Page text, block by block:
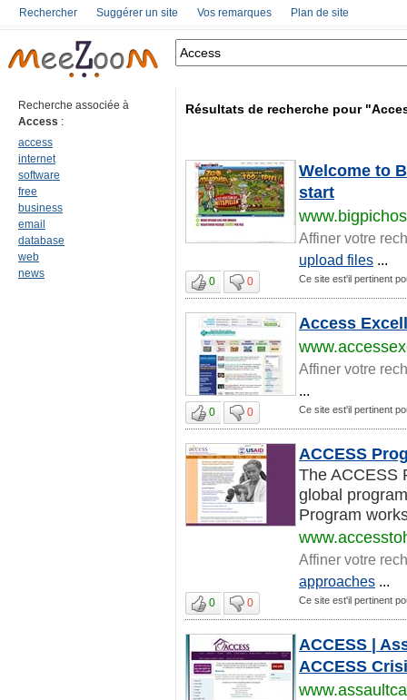
Rechercher Suggérer un site Vos remarques Plan de site
Recherche associée à
Access :
access
internet
software
free
business
email
database
web
news
Résultats de recherche pour
Welcome to
start
Affiner votre
upload files ...
0 0 Ce site est'il pertinent
Access
Affiner votre
...
0 0 Ce site est'il pertinent
ACCESS
The ACCESS
global
Program
Affiner votre
approaches ...
0 0 Ce site est'il pertinent
ACCESS |
ACCESS